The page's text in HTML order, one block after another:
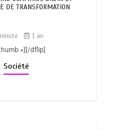
DE TRANSFORMATION
1 an
»][/dflip]
Société